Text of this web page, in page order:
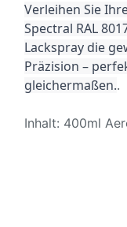
Verleihen Sie
Spectral RAL
Lackspray die
Präzision –
gleichermaßen..
Inhalt: 400ml